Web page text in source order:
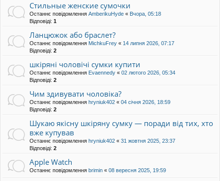
Стильные женские сумочки
Останнє повідомлення AmberikuHyde « Вчора, 05:18
Відповіді: 1
Ланцюжок або браслет?
Останнє повідомлення MichkuFrey « 14 липня 2026, 07:17
Відповіді: 2
шкіряні чоловічі сумки купити
Останнє повідомлення Evaennedy « 02 лютого 2026, 05:34
Відповіді: 2
Чим здивувати чоловіка?
Останнє повідомлення hryniuk402 « 04 січня 2026, 18:59
Відповіді: 2
Шукаю якісну шкіряну сумку — поради від тих, хто
вже купував
Останнє повідомлення hryniuk402 « 31 жовтня 2025, 23:37
Відповіді: 2
Apple Watch
Останнє повідомлення brimin « 08 вересня 2025, 19:59